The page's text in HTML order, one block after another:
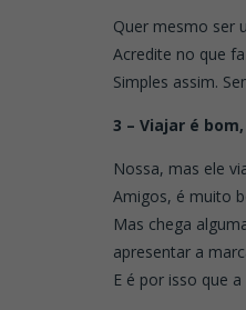
Quer mesmo ser
Acredite no que
Simples assim.
3 – Viajar é
Nossa, mas ele
Amigos, é muito
Mas chega
apresentar a
E é por isso que